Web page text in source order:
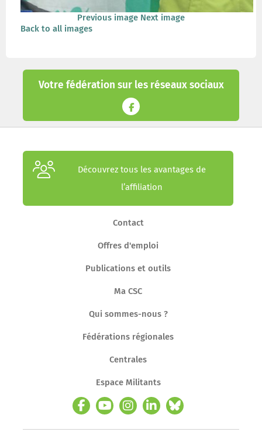
Votre fédération sur les réseaux sociaux
Previous image Next image
Back to all images
Découvrez tous les avantages de
l’affiliation
Contact
Offres d'emploi
Publications et outils
Ma CSC
Qui sommes-nous ?
Fédérations régionales
Centrales
Espace Militants